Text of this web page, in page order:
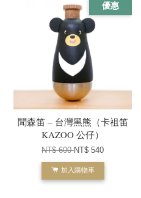
優惠
聞森笛 – 台灣黑熊（卡祖笛
KAZOO 公仔）
NT$ 600NT$ 540
加入購物車